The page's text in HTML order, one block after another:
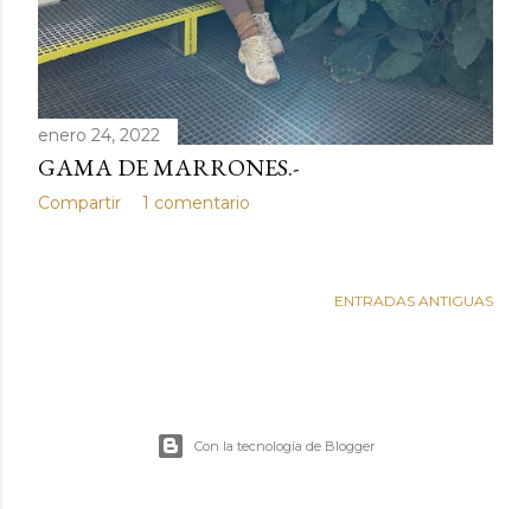
enero 24, 2022
GAMA DE MARRONES.-
Compartir 1 comentario
ENTRADAS ANTIGUAS
Con la tecnología de Blogger